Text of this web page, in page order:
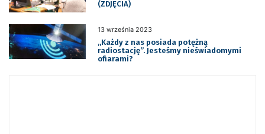
(ZDJĘCIA)
13 września 2023
„Każdy z nas posiada potężną
radiostację”. Jesteśmy nieświadomymi
ofiarami?